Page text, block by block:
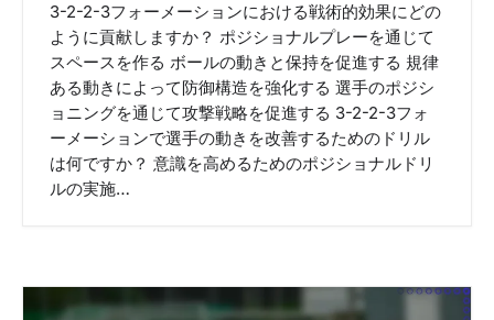
3-2-2-3フォーメーションにおける戦術的効果にどの
ように貢献しますか？ ポジショナルプレーを通じて
スペースを作る ボールの動きと保持を促進する 規律
ある動きによって防御構造を強化する 選手のポジシ
ョニングを通じて攻撃戦略を促進する 3-2-2-3フォ
ーメーションで選手の動きを改善するためのドリル
は何ですか？ 意識を高めるためのポジショナルドリ
ルの実施…